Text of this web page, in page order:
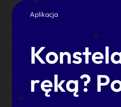
Aplikacja
ręką?